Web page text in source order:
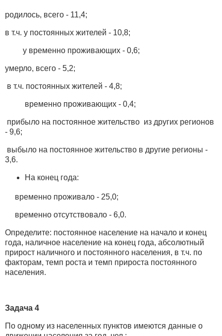
родилось, всего - 11,4;
в т.ч. у постоянных жителей - 10,8;
у временно проживающих - 0,6;
умерло, всего - 5,2;
в т.ч. постоянных жителей - 4,8;
временно проживающих - 0,4;
прибыло на постоянное жительство из других регионов
- 9,6;
выбыло на постоянное жительство в другие регионы -
3,6.
На конец года:
временно проживало - 25,0;
временно отсутствовало - 6,0.
Определите: постоянное население на начало и конец
года, наличное население на конец года, абсолютный
прирост наличного и постоянного населения, в т.ч. по
факторам, темп роста и темп прироста постоянного
населения.
Задача 4
По одному из населенных пунктов имеются данные о